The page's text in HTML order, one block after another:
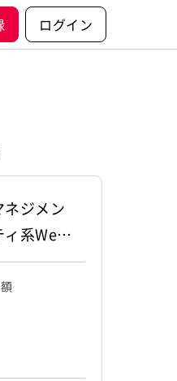
ログイン
ネジメン
ィ系Web
ムにおけ
ジメン